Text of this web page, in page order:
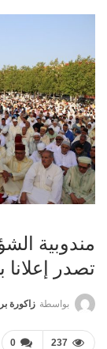
مندوبية
تصدر
بواسطة زاكورة
0 237